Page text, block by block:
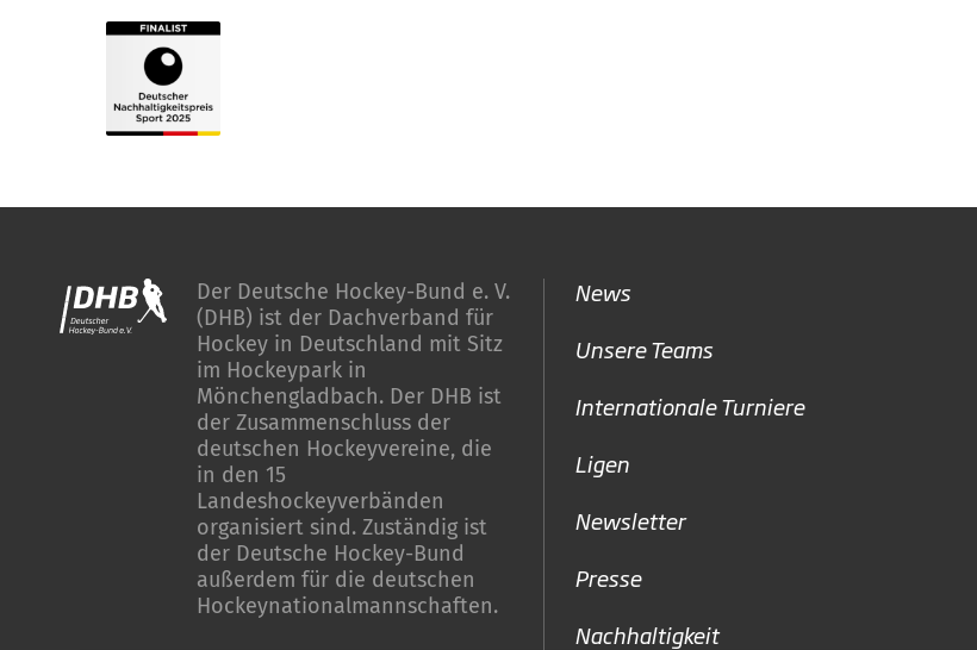
Der Deutsche Hockey-Bund e. V.
(DHB) ist der Dachverband für
Hockey in Deutschland mit Sitz
im Hockeypark in
Mönchengladbach. Der DHB ist
der Zusammenschluss der
deutschen Hockeyvereine, die
in den 15
Landeshockeyverbänden
organisiert sind. Zuständig ist
der Deutsche Hockey-Bund
außerdem für die deutschen
Hockeynationalmannschaften.
News
Unsere Teams
Internationale Turniere
Ligen
Newsletter
Presse
Nachhaltigkeit